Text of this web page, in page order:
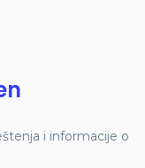
i informacije o